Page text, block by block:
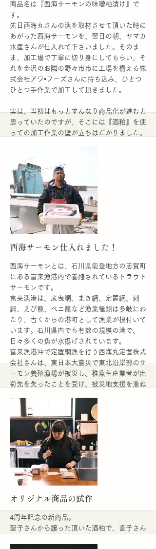
商品名は『西海サーモンの味噌粕漬け』で
す。
先日西海丸さんの漁を取材させて頂いた時に
あがった西海サーモンを、翌日の朝、ヤマカ
水産さんが仕入れて下さいました。そのま
ま、加工場で丁寧に切り身にしてもらい、そ
れを金沢のお隣の野々市市に工場を構える株
式会社アワ•フーズさんに持ち込み、ひとつ
ひとつ手作業で加工して頂きました。
実は、当初はもっとすんなり商品化が進むと
思っていたのですが、そこには『酒粕』を使
っての加工作業の壁が立ちはだかりました。
色々な関係者さんや保健所さんにヒアリング
したところ、酒粕は発酵食品にあたる？とこ
とで、それを使った商品を作るには、2021
年に施行された『食品衛生法』の改正によっ
て、漬物製造業が新たに営業許可が必要とな
り、その許可のある業者さんにお願いしない
といけないことがわかりました。
More
西海サーモン仕入れました！
西海サーモンとは、石川県能登地方の志賀町
にある富来漁港内で養殖されているトラウト
サーモンです。
富来漁港は、底曳網、まき網、定置網、刺
網、えび籠、ベニ籠など漁業種類は多岐にわ
たり、古くからの港町として漁業が根付いて
います。石川県内でも有数の規模の港で、
日々多くの魚が水揚げされています。
富来漁港沖で定置網漁を行う西海丸定置株式
会社さんは、東日本大震災で東北沿岸部のサ
ーモン養殖漁場が被災し、稚魚生産業者が出
荷先を失ったことを受け、被災地支援を兼ね
匹を購入し、県内で初めて養殖を開始しまし
た。
翌2015年に初出荷され、年々量を増やして
います。
JFいしかわさんにご紹介いただき、昨日、
西海丸さんに乗せていただき、漁の様子を取
材させていただきました。
More
オリジナル商品の試作
4周年記念の新商品。
聖子さんから譲った頂いた酒粕で、直子さん